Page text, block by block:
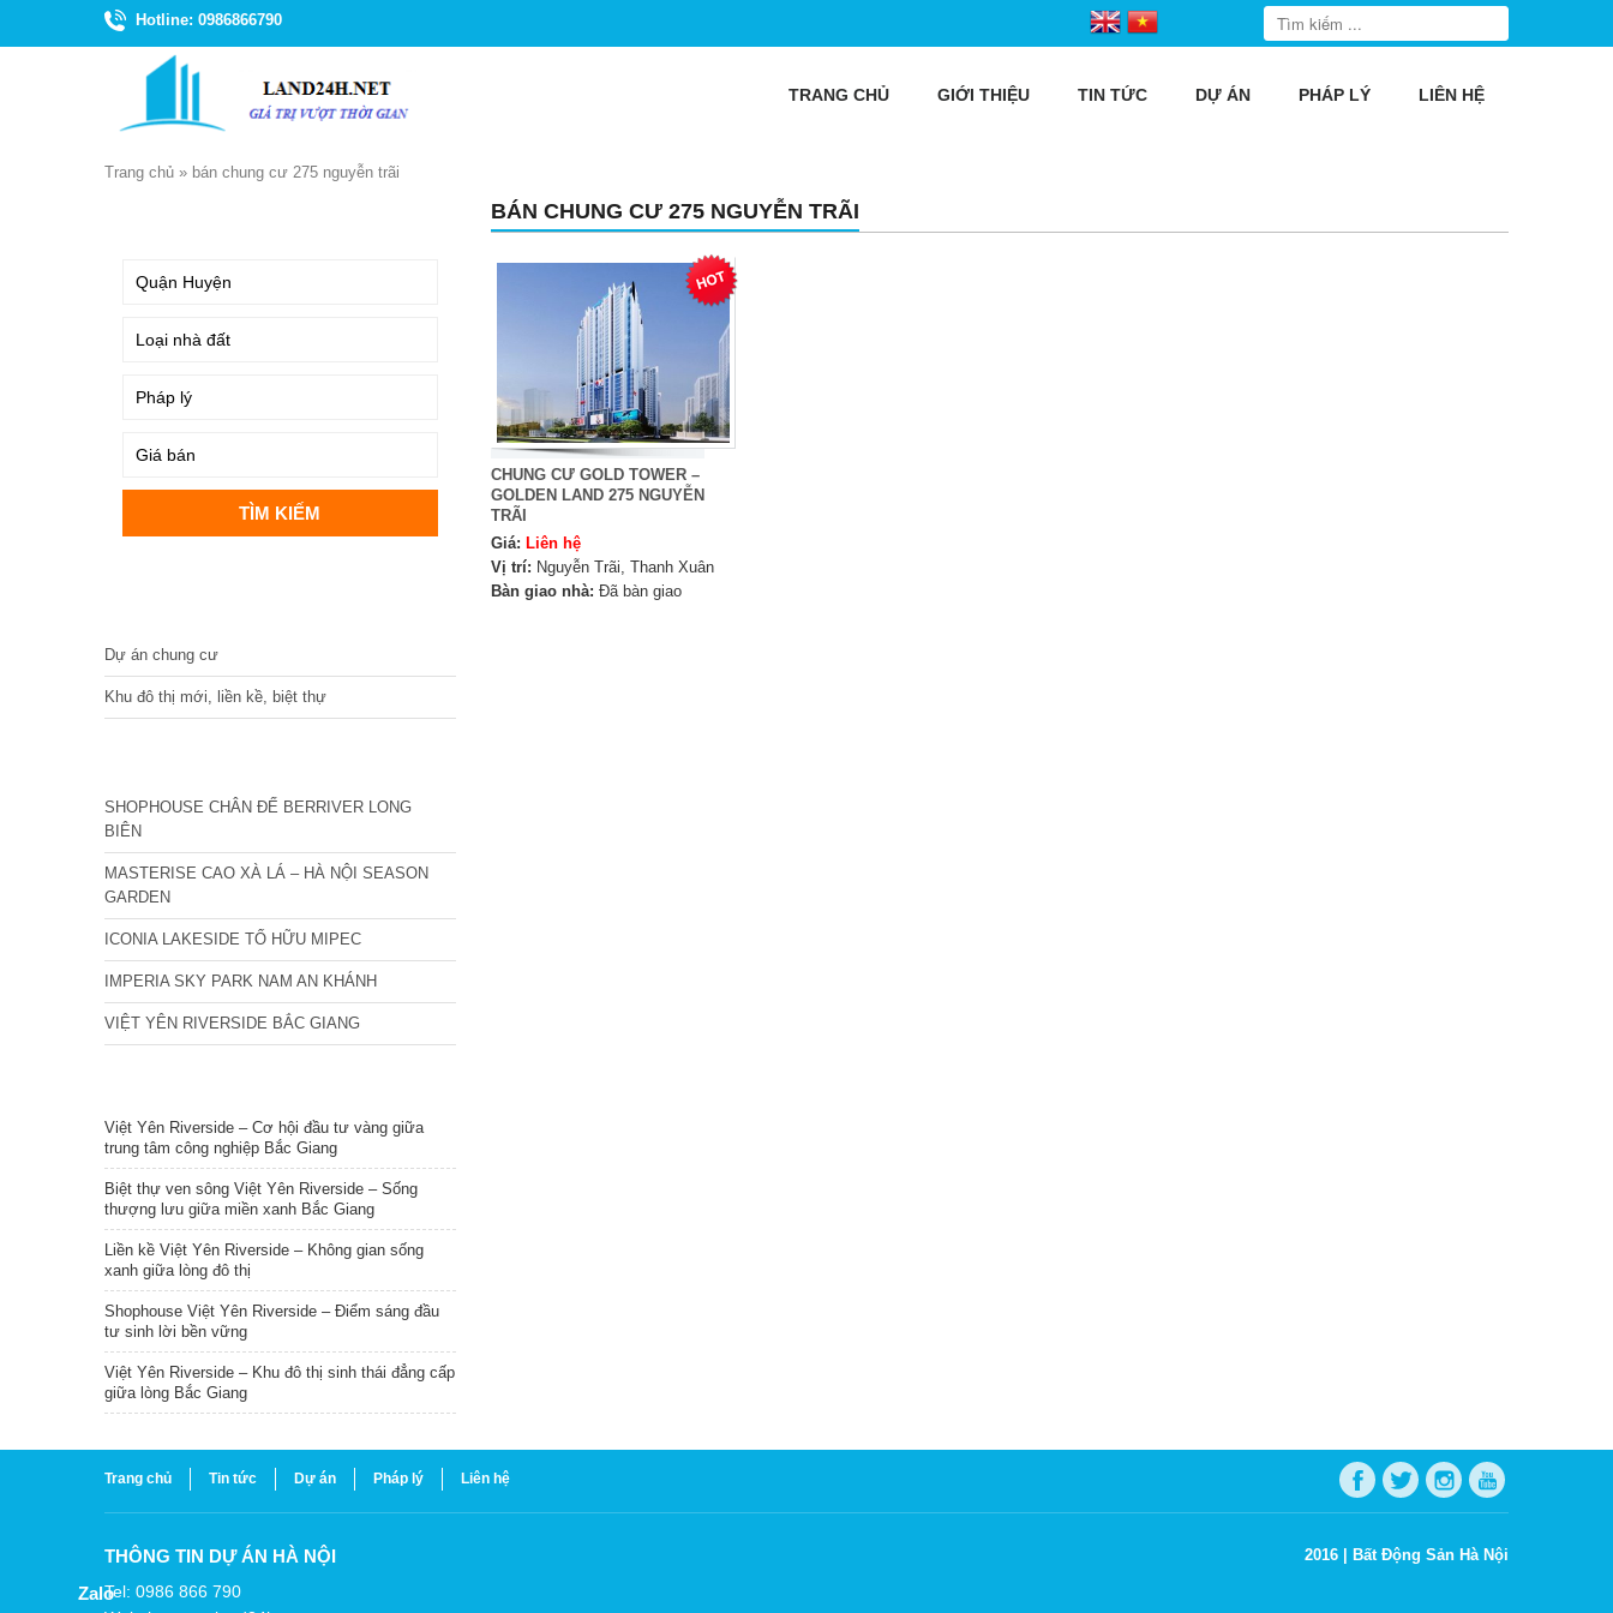
Hotline: 0986866790
TRANG CHỦ GIỚI THIỆU TIN TỨC DỰ ÁN PHÁP LÝ LIÊN HỆ
Trang chủ » bán chung cư 275 nguyễn trãi
BÁN CHUNG CƯ 275 NGUYỄN TRÃI
CHUNG CƯ GOLD TOWER –
GOLDEN LAND 275 NGUYỄN
TRÃI
Giá: Liên hệ
Vị trí: Nguyễn Trãi, Thanh Xuân
Bàn giao nhà: Đã bàn giao
Dự án chung cư
Khu đô thị mới, liền kề, biệt thự
SHOPHOUSE CHÂN ĐẾ BERRIVER LONG
BIÊN
MASTERISE CAO XÀ LÁ – HÀ NỘI SEASON
GARDEN
ICONIA LAKESIDE TỐ HỮU MIPEC
IMPERIA SKY PARK NAM AN KHÁNH
VIỆT YÊN RIVERSIDE BẮC GIANG
Việt Yên Riverside – Cơ hội đầu tư vàng giữa
trung tâm công nghiệp Bắc Giang
Biệt thự ven sông Việt Yên Riverside – Sống
thượng lưu giữa miền xanh Bắc Giang
Liền kề Việt Yên Riverside – Không gian sống
xanh giữa lòng đô thị
Shophouse Việt Yên Riverside – Điểm sáng đầu
tư sinh lời bền vững
Việt Yên Riverside – Khu đô thị sinh thái đẳng cấp
giữa lòng Bắc Giang
Trang chủ Tin tức Dự án Pháp lý Liên hệ
THÔNG TIN DỰ ÁN HÀ NỘI
Tel: 0986 866 790
2016 | Bất Động Sản Hà Nội
Zalo